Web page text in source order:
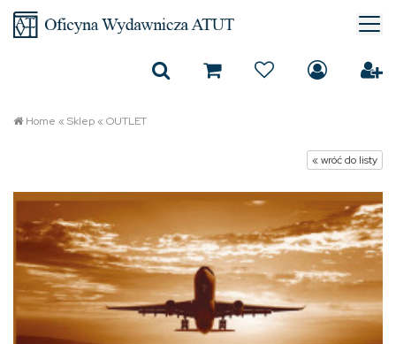
Home «Sklep«OUTLET
« wróć do listy